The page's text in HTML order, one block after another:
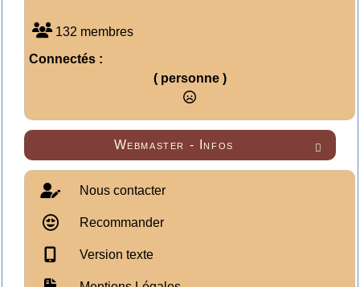
132 membres
Connectés :
( personne )

Webmaster - Infos
Nous contacter
Recommander
Version texte